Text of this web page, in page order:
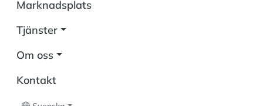
Marknadsplats
Tjänster
Om oss
Kontakt